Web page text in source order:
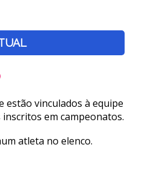
estão vinculados à equipe
em campeonatos.
atleta no elenco.